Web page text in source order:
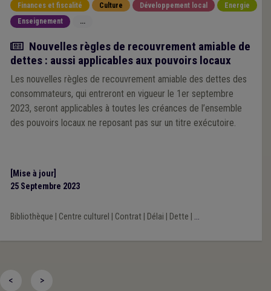
Finances et fiscalité Culture Développement local
Energie
Enseignement
...
Actualité
Nouvelles règles de recouvrement amiable de
dettes : aussi applicables aux pouvoirs locaux
Les nouvelles règles de recouvrement amiable des dettes des
consommateurs, qui entreront en vigueur le 1er septembre
2023, seront applicables à toutes les créances de l’ensemble
des pouvoirs locaux ne reposant pas sur un titre exécutoire.
[Mise à jour]
25 Septembre 2023
Bibliothèque Centre culturel Contrat| Délai Dette ...
< >